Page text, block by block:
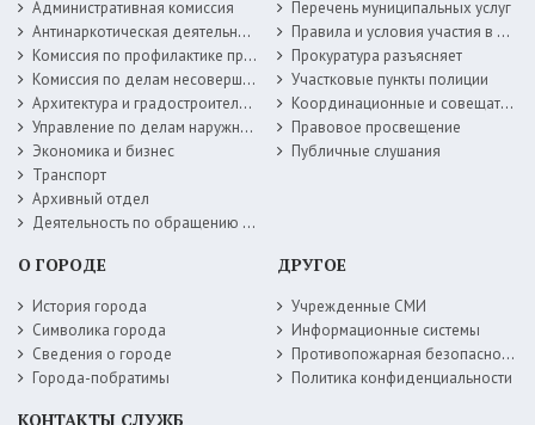
Административная комиссия
Антинаркотическая деятельность
Комиссия по профилактике правонарушений
Комиссия по делам несовершеннолетних
Архитектура и градостроительство
Управление по делам наружной рекламы
Экономика и бизнес
Транспорт
Архивный отдел
Деятельность по обращению с животными без владельцев
Перечень муниципальных услуг
Правила и условия участия в жилищных программах
Прокуратура разъясняет
Участковые пункты полиции
Координационные и совещательные органы
Правовое просвещение
Публичные слушания
О ГОРОДЕ
История города
Символика города
Сведения о городе
Города-побратимы
ДРУГОЕ
Учрежденные СМИ
Информационные системы
Противопожарная безопасность
Политика конфиденциальности
КОНТАКТЫ СЛУЖБ